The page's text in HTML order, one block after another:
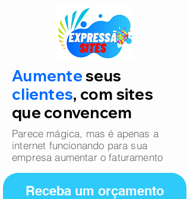
Aumenteseus
clientes, com sites
que convencem
Parece mágica, mas é apenas a
internet funcionando para sua
empresa aumentar o faturamento
Receba um orçamento